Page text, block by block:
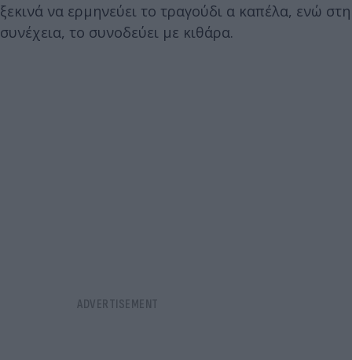
ξεκινά να ερμηνεύει το τραγούδι α καπέλα, ενώ στη
συνέχεια, το συνοδεύει με κιθάρα.